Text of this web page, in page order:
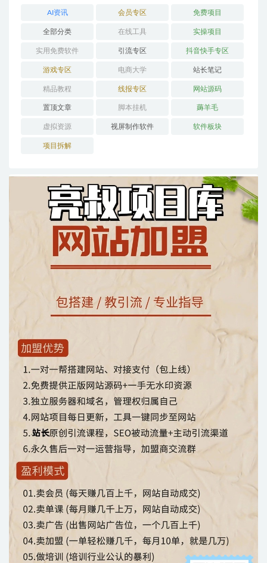
AI资讯 会员专区 免费项目
全部分类 在线工具 实操项目
实用免费软件 引流专区 抖音快手专区
游戏专区 电商大学 站长笔记
精品教程 线报专区 网站源码
置顶文章 脚本挂机 薅羊毛
虚拟资源 视屏制作软件 软件板块
项目拆解